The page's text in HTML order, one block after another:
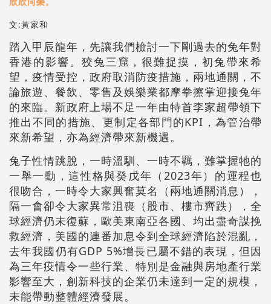
文:黃家和
踏入甲辰龍年，先讓我們檢討一下剛過去的兔年對
香港的影響。狡兔三窟，很難捉摸，初兔帶來希
望，疫情受控，政府取消防疫措施，兩地通關，不
論旅遊、餐飲、零售及娛樂業都摩拳擦掌迎接兔年
的來臨。新政府上場不足一年由特首李家超帶領下
推出不同的措施、更制定各部門的KPI，為管治帶
來新希望，亦為經濟帶來新機遇。
兔子性情跳脫，一時溫馴、一時不羈，難掌握牠的
一舉一動，這性格與癸戊年（2023年）的運程也
很吻合，一時令大家興奮莫名（兩地通關消息），
隔一會卻令大家異常沮喪（股市、樓市齊跌），全
球經濟仍未復蘇，歐美東南亞各國、均出盡奇謀挽
救經濟，美國的連番加息令到全球經濟陷於混亂，
去年我國仍有GDP 5%增長已屬不錯的表現，但因
為三年疫情令一些行業、特別是金融與房地產行業
影響至大，創新科技的企業仍未達到一定的規模，
未能帶動整體經濟發展。